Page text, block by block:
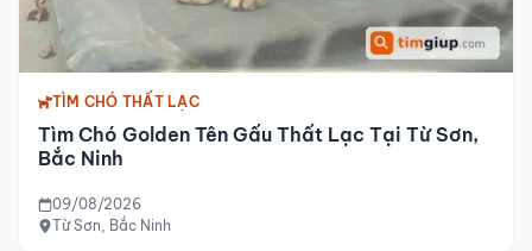
TÌM CHÓ THẤT LẠC
Tìm Chó Golden Tên Gấu Thất Lạc Tại Từ Sơn,
Bắc Ninh
09/08/2026
Từ Sơn, Bắc Ninh